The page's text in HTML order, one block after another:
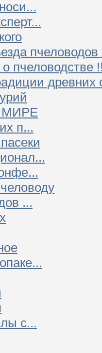
пчеловодстве
древних
МИРЕ
п...
...
с...